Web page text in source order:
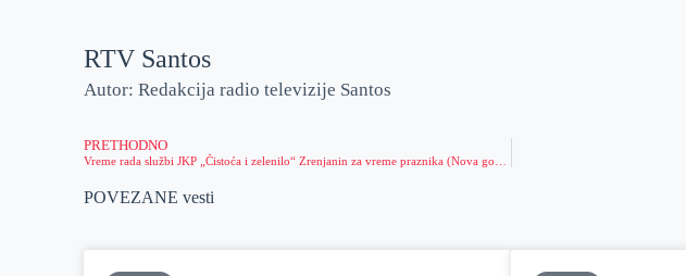
RTV Santos
Autor: Redakcija radio televizije Santos
PRETHODNO
POVEZANE vesti